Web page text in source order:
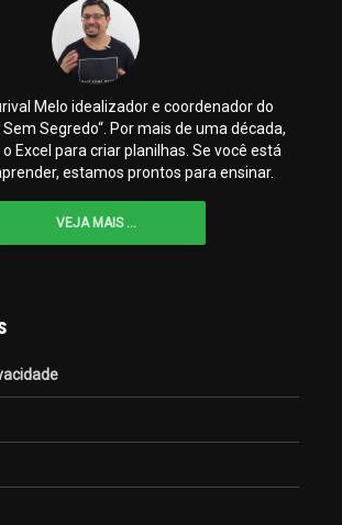
Melo idealizador e coordenador do
Segredo“. Por mais de uma década,
Excel para criar planilhas. Se você está
estamos prontos para ensinar.
VEJA MAIS ...